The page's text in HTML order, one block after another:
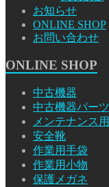
お知らせ
ONLINE SHOP
お問い合わせ
ONLINE SHOP
中古機器
中古機器パーツ
メンテナンス
安全靴
作業用手袋
作業用小物
保護メガネ